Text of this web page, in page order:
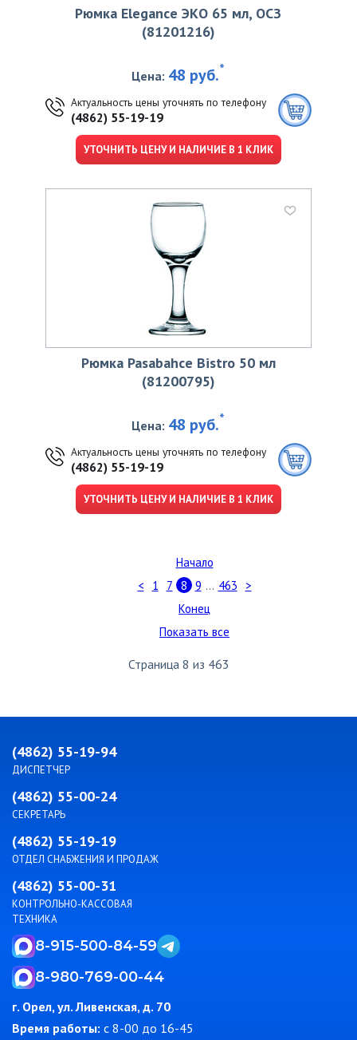
Рюмка Elegance ЭКО 65 мл, ОСЗ
(81201216)
Цена: 48 руб.*
Актуальность цены уточнять по телефону
(4862) 55-19-19
УТОЧНИТЬ ЦЕНУ И НАЛИЧИЕ В 1 КЛИК
Рюмка Pasabahce Bistro 50 мл
(81200795)
Цена: 48 руб.*
Актуальность цены уточнять по телефону
(4862) 55-19-19
УТОЧНИТЬ ЦЕНУ И НАЛИЧИЕ В 1 КЛИК
Начало
<
1 7 8 9 ... 463
>
Конец
Показать все
Страница 8 из 463
(4862) 55-19-94
ДИСПЕТЧЕР
(4862) 55-00-24
СЕКРЕТАРЬ
(4862) 55-19-19
ОТДЕЛ СНАБЖЕНИЯ И ПРОДАЖ
(4862) 55-00-31
КОНТРОЛЬНО-КАССОВАЯ
ТЕХНИКА
8-915-500-84-59
8-980-769-00-44
г. Орел, ул. Ливенская, д. 70
Время работы: c 8-00 до 16-45